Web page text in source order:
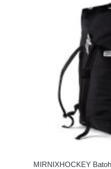
MIRNIXHOCKEY